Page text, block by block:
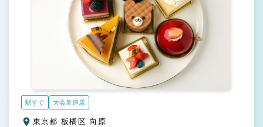
駅すぐ 大会常連店
東京都 板橋区 向原